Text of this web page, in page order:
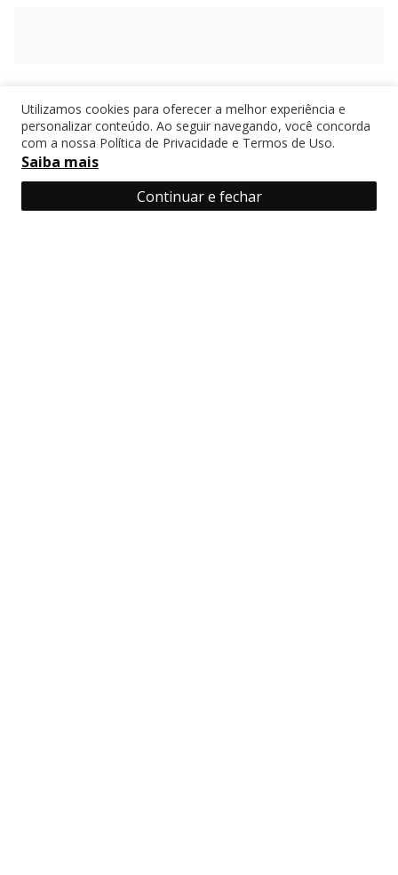
Insira seu e-mail e receba ofertas em
primeira mão!
Utilizamos cookies para oferecer a melhor experiência e
personalizar conteúdo. Ao seguir navegando, você concorda
com a nossa Política de Privacidade e Termos de Uso.
Saiba mais
Continuar e fechar